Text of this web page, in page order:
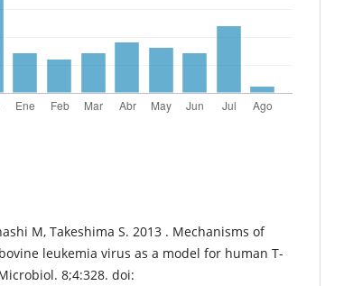
M, Takeshima S. 2013 . Mechanisms of
leukemia virus as a model for human T-
8;4:328. doi: